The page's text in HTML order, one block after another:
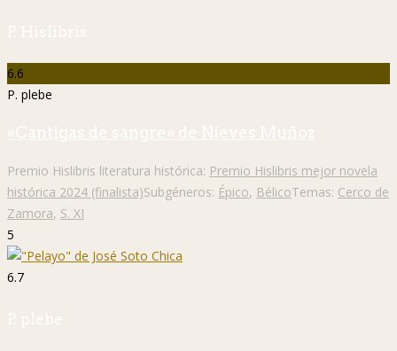
P. Hislibris
6.6
P. plebe
«Cantigas de sangre» de Nieves Muñoz
Premio Hislibris literatura histórica: Premio Hislibris mejor novela
histórica 2024 (finalista)Subgéneros: Épico, BélicoTemas: Cerco de
Zamora, S. XI
5
6.7
P. plebe